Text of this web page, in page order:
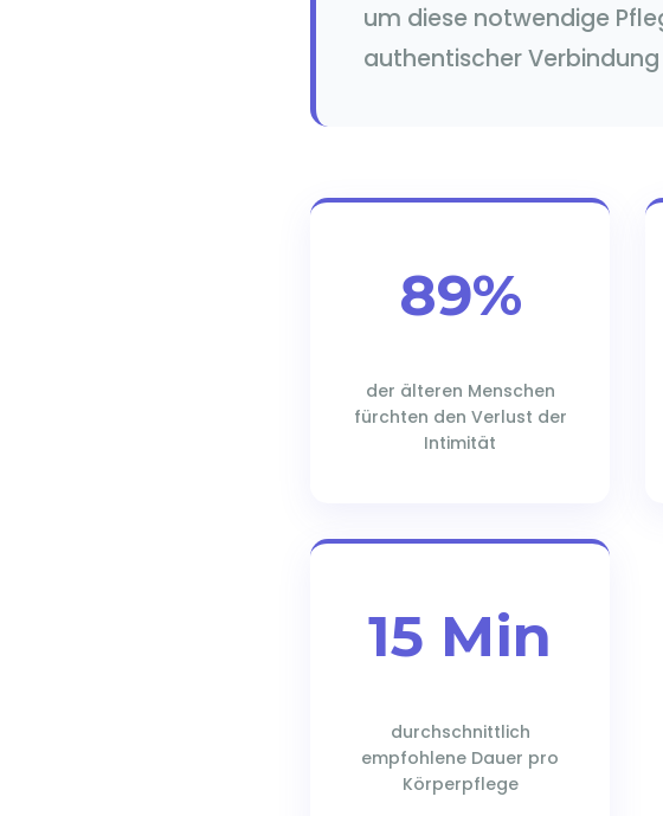
um diese notwendige
authentischer
89%
der älteren Menschen
fürchten den Verlust der
Intimität
15 Min
durchschnittlich
empfohlene Dauer pro
Körperpflege